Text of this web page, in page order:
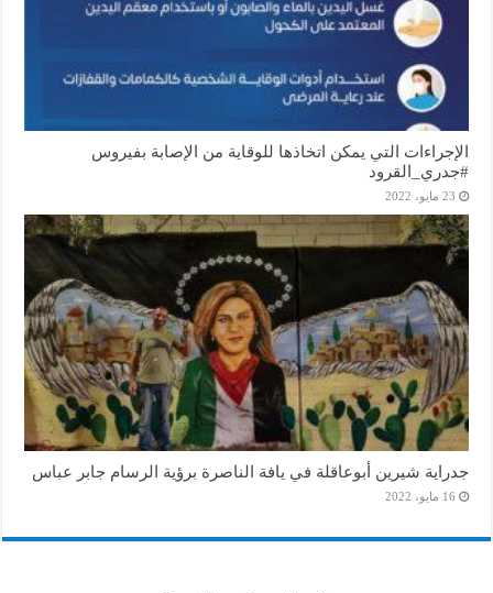
الإجراءات التي يمكن اتخاذها للوقاية من الإصابة بفيروس
#جدري_القرود
23 مايو، 2022
جدراية شيرين أبوعاقلة في يافة الناصرة برؤية الرسام جابر عباس
16 مايو، 2022